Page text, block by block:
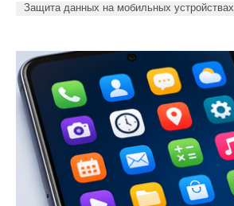
Защита данных на мобильных устройствах